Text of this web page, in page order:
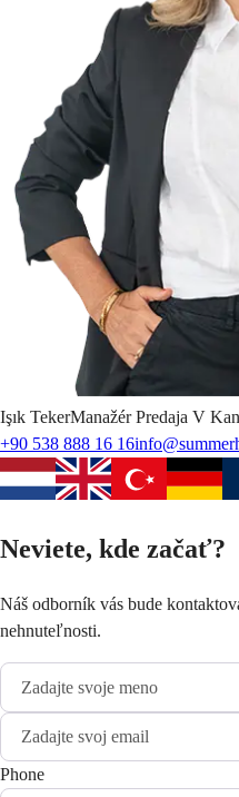
Işık TekerManažér Predaja V
+90 538 888 16 16
Neviete, kde začať?
Náš odborník vás bude
nehnuteľnosti.
Phone